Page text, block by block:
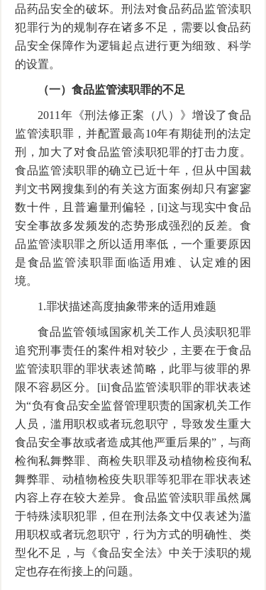
品药品安全的破坏。刑法对食品药品监管渎职
犯罪行为的规制存在诸多不足，需要以食品药
品安全保障作为逻辑起点进行更为细致、科学
的设置。
（一）食品监管渎职罪的不足
2011年《刑法修正案（八）》增设了食品
监管渎职罪，并配置最高10年有期徒刑的法定
刑，加大了对食品监管渎职犯罪的打击力度。
食品监管渎职罪的确立已近十年，但从中国裁
判文书网搜集到的有关这方面案例却只有寥寥
数十件，且普遍量刑偏轻，[i]这与现实中食品
安全事故多发频发的态势形成强烈的反差。食
品监管渎职罪之所以适用率低，一个重要原因
是食品监管渎职罪面临适用难、认定难的困
境。
1.罪状描述高度抽象带来的适用难题
食品监管领域国家机关工作人员渎职犯罪
追究刑事责任的案件相对较少，主要在于食品
监管渎职罪的罪状表述简略，此罪与彼罪的界
限不容易区分。[ii]食品监管渎职罪的罪状表述
为“负有食品安全监督管理职责的国家机关工作
人员，滥用职权或者玩忽职守，导致发生重大
食品安全事故或者造成其他严重后果的”，与商
检徇私舞弊罪、商检失职罪及动植物检疫徇私
舞弊罪、动植物检疫失职罪等犯罪在罪状表述
内容上存在较大差异。食品监管渎职罪虽然属
于特殊渎职犯罪，但在刑法条文中仅表述为滥
用职权或者玩忽职守，行为方式的明确性、类
型化不足，与《食品安全法》中关于渎职的规
定也存在衔接上的问题。